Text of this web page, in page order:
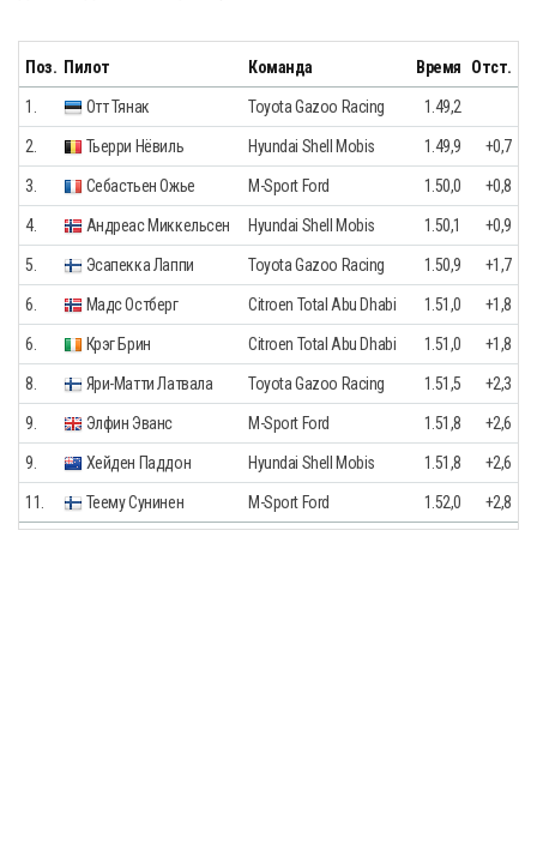
Поз. Пилот Команда Время Отст.
1. Отт Тянак Toyota Gazoo Racing 1.49,2
2. Тьерри Нёвиль Hyundai Shell Mobis 1.49,9 +0,7
3. Себастьен Ожье M-Sport Ford 1.50,0 +0,8
4. Андреас Миккельсен Hyundai Shell Mobis 1.50,1 +0,9
5. Эсапекка Лаппи Toyota Gazoo Racing 1.50,9 +1,7
6. Мадс Остберг Citroen Total Abu Dhabi 1.51,0 +1,8
6. Крэг Брин Citroen Total Abu Dhabi 1.51,0 +1,8
8. Яри-Матти Латвала Toyota Gazoo Racing 1.51,5 +2,3
9. Элфин Эванс M-Sport Ford 1.51,8 +2,6
9. Хейден Паддон Hyundai Shell Mobis 1.51,8 +2,6
11. Теему Сунинен M-Sport Ford 1.52,0 +2,8